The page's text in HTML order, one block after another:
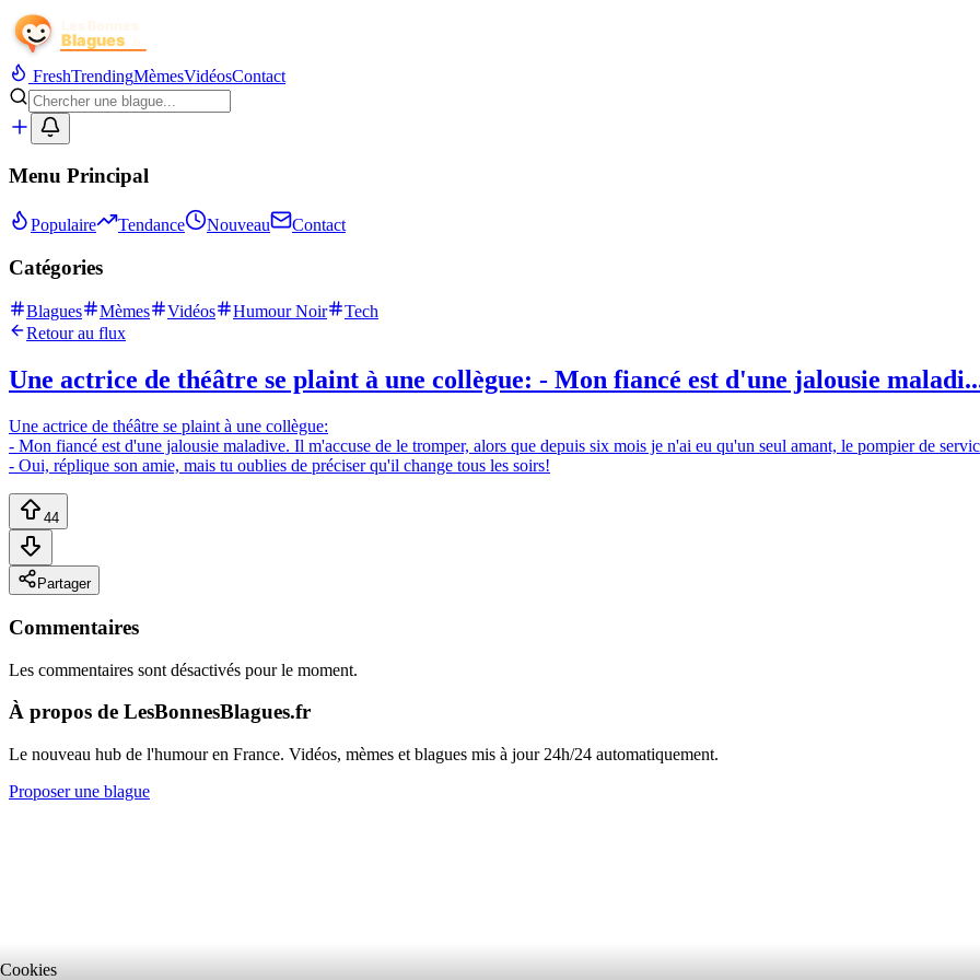
FreshTrendingMèmesVidéosContact
Menu Principal
Populaire Tendance Nouveau Contact
Catégories
Blagues Mèmes Vidéos Humour Noir
Tech
Retour au flux
Une actrice de théâtre se plaint à une collègue: - Mon fiancé est d'une jalousie
Une actrice de théâtre se plaint à une collègue:
- Mon fiancé est d'une jalousie maladive. Il m'accuse de le tromper, alors que depuis six mois je n'ai eu qu'un seul amant, le pompier de
- Oui, réplique son amie, mais tu oublies de préciser qu'il change tous les soirs!
44
Partager
Commentaires
Les commentaires sont désactivés pour le moment.
À propos de LesBonnesBlagues.fr
Le nouveau hub de l'humour en France. Vidéos, mèmes et blagues mis à jour 24h/24 automatiquement.
Proposer une blague
Cookies